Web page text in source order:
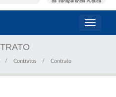
Toggle
Contratos Contrato